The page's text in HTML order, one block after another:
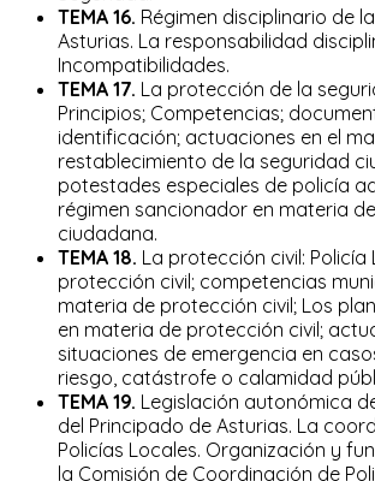
TEMA 16. Régimen disciplinario de
Asturias. La responsabilidad
Incompatibilidades.
TEMA 17. La protección de la
Principios; Competencias;
identificación; actuaciones en el
restablecimiento de la seguridad
potestades especiales de policía
régimen sancionador en materia
ciudadana.
TEMA 18. La protección civil: Policía
protección civil; competencias
materia de protección civil; Los
en materia de protección civil;
situaciones de emergencia en
riesgo, catástrofe o calamidad
TEMA 19. Legislación autonómica
del Principado de Asturias. La
Policías Locales. Organización y
la Comisión de Coordinación de